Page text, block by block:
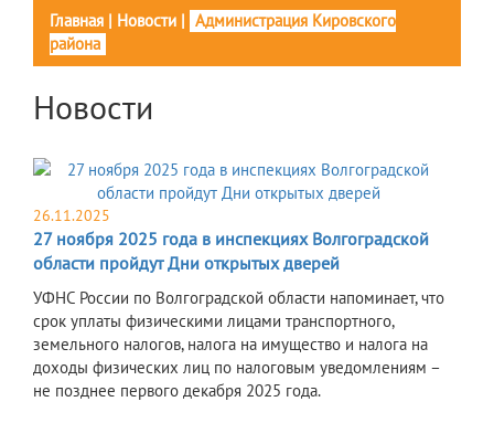
Главная | Новости | Администрация Кировского
района
Новости
26.11.2025
27 ноября 2025 года в инспекциях Волгоградской
области пройдут Дни открытых дверей
УФНС России по Волгоградской области напоминает, что
срок уплаты физическими лицами транспортного,
земельного налогов, налога на имущество и налога на
доходы физических лиц по налоговым уведомлениям –
не позднее первого декабря 2025 года.